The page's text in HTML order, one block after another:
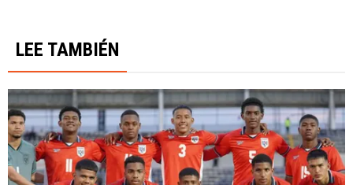
LEE TAMBIÉN